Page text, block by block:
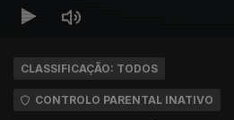
CLASSIFICAÇÃO: TODOS
CONTROLO PARENTAL INATIVO